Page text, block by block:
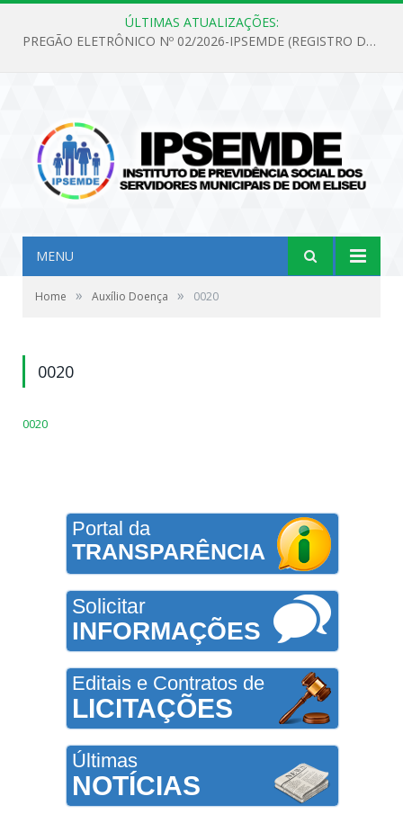
ÚLTIMAS ATUALIZAÇÕES:
PREGÃO ELETRÔNICO Nº 02/2026-IPSEMDE (REGISTRO DE PREÇOS PARA FUTURA E EVENTUAL AQUISIÇÃO DE MATERIAL DE LIMPEZA E GÊNEROS ALIMENTÍCIOS PARA ATENDER AS NECESSIDADES DO INSTITUTO DE PREVIDÊNCIA SOCIAL DOS SERVIDORES MUNICIPAIS DE DOM ELISEU.)
MENU
Home » Auxílio Doença » 0020
0020
0020
Portal da
TRANSPARÊNCIA
Solicitar
INFORMAÇÕES
Editais e Contratos de
LICITAÇÕES
Últimas
NOTÍCIAS